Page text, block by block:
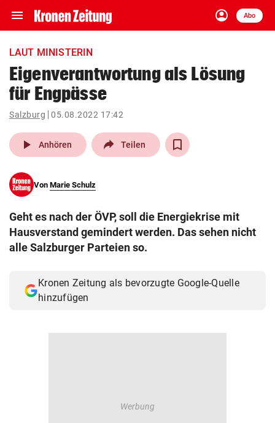
menu Navigation
ein-/ausklappen
account_circle
Anmelden
Abo
close Schließen
account_circle Anmelden
pin_drop
Wien arrow_right
search
eingeben
© Krone Multimedia GmbH & Co KG 2026
Muthgasse 2, 1190 Wien
LAUT MINISTERIN
Eigenverantwortung als Lösung
für Engpässe
Salzburg 05.08.2022 17:42
play_arrow Anhören Teilen
Von Marie Schulz
Geht es nach der ÖVP, soll die Energiekrise mit
Hausverstand gemindert werden. Das sehen nicht
alle Salzburger Parteien so.
Kronen Zeitung als bevorzugte Google-Quelle
hinzufügen